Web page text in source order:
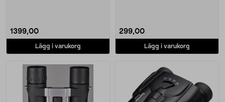
1399,00
Lägg i varukorg
299,00
Lägg i varukorg